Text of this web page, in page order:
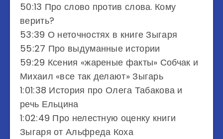
50:13 Про слово против слова. Кому
верить?
53:39 О неточностях в книге Зыгаря
55:27 Про выдуманные истории
59:29 Ксения «жареные факты» Собчак и
Михаил «все так делают» Зыгарь
1:01:38 История про Олега Табакова и
речь Ельцина
1:02:49 Про нелестную оценку книги
Зыгаря от Альфреда Коха